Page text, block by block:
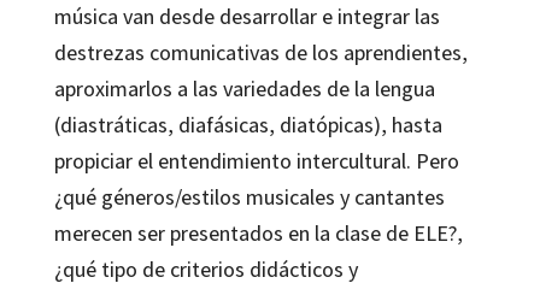
música van desde desarrollar e integrar las
destrezas comunicativas de los aprendientes,
aproximarlos a las variedades de la lengua
(diastráticas, diafásicas, diatópicas), hasta
propiciar el entendimiento intercultural. Pero
¿qué géneros/estilos musicales y cantantes
merecen ser presentados en la clase de ELE?,
¿qué tipo de criterios didácticos y